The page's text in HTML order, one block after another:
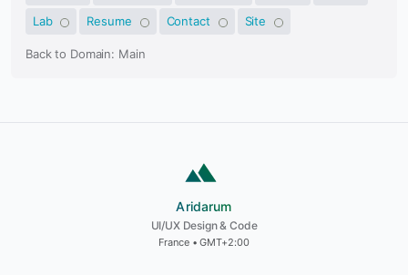
Lab
Resume Contact Site
Back to Domain: Main
Aridarum
Aridarum
UI/UX Design & Code
France • GMT+2:00